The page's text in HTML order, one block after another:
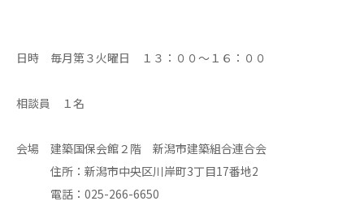
日時 毎月第３火曜日 １３：００〜１６：００
相談員 １名
会場 建築国保会館２階 新潟市建築組合連合会
住所：新潟市中央区川岸町3丁目17番地2
電話：025-266-6650